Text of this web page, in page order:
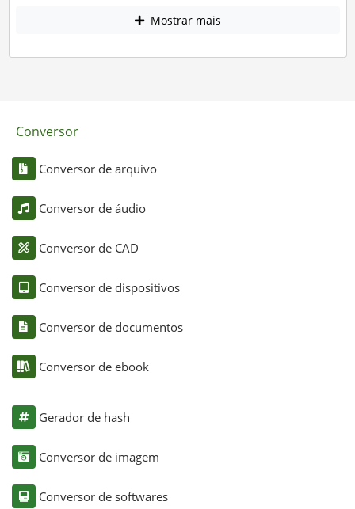
Mostrar mais
Conversor
Conversor de arquivo
Conversor de áudio
Conversor de CAD
Conversor de dispositivos
Conversor de documentos
Conversor de ebook
Gerador de hash
Conversor de imagem
Conversor de softwares